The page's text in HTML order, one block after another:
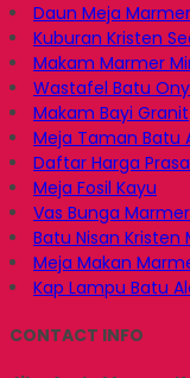
Daun Meja Marmer
Kuburan Kristen
Makam Marmer
Wastafel Batu
Makam Bayi Granit
Meja Taman Batu
Daftar Harga
Meja Fosil Kayu
Vas Bunga Marmer
Batu Nisan Kristen
Meja Makan
Kap Lampu Batu
CONTACT INFO